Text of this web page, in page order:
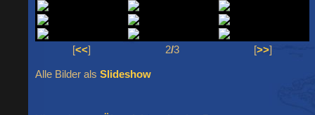
[<<] 2/3 [>>]
Alle Bilder als Slideshow